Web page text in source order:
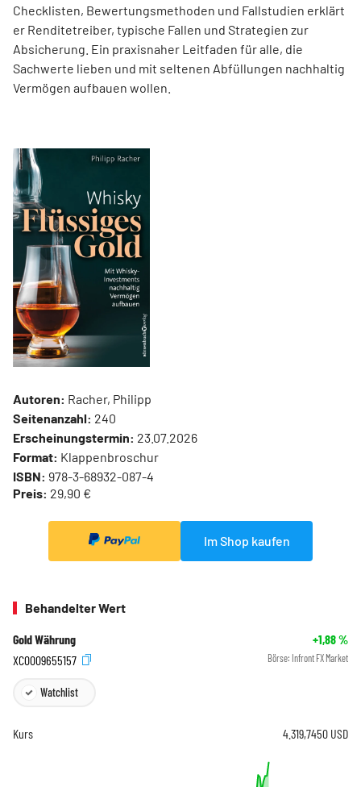
Checklisten, Bewertungsmethoden und Fallstudien erklärt
er Renditetreiber, typische Fallen und Strategien zur
Absicherung. Ein praxisnaher Leitfaden für alle, die
Sachwerte lieben und mit seltenen Abfüllungen nachhaltig
Vermögen aufbauen wollen.
Autoren: Racher, Philipp
Seitenanzahl: 240
Erscheinungstermin: 23.07.2026
Format: Klappenbroschur
ISBN: 978-3-68932-087-4
Preis: 29,90 €
Im Shop kaufen
Behandelter Wert
Gold Währung +1,88%
XC0009655157
Börse: Infront FX Market
Watchlist
Kurs 4.319,7450 USD